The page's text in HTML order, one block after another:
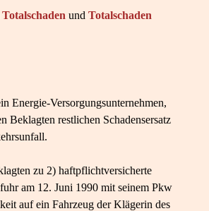
und Totalschaden
Energie-​Versorgungsunternehmen,
Beklagten restlichen Schadensersatz
zu 2) haftpflichtversicherte
am 12. Juni 1990 mit seinem Pkw
auf ein Fahrzeug der Klägerin des